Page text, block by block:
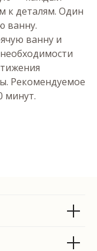
к деталям. Один
ванну.
ванну и
Рекомендуемое
минут.